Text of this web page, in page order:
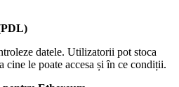
datele. Utilizatorii pot stoca
cine le poate accesa și în ce condiții.